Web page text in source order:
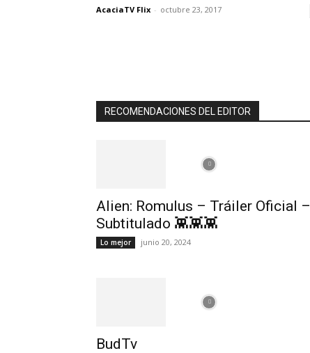
AcaciaTV Flix - octubre 23, 2017
RECOMENDACIONES DEL EDITOR
Alien: Romulus – Tráiler Oficial –
Subtitulado 👾👾👾
Lo mejor junio 20, 2024
BudTv